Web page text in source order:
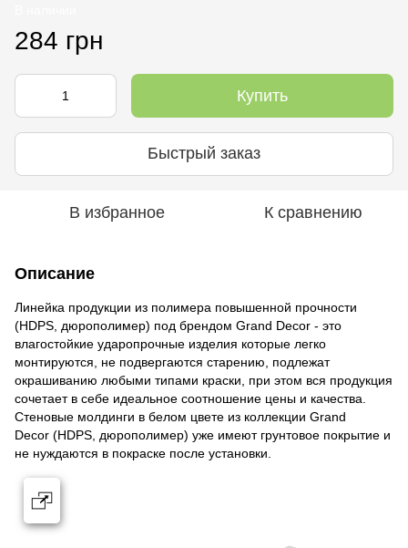
284 грн
Купить
Быстрый заказ
В избранное К сравнению
Описание
Линейка продукции из полимера повышенной прочности
(HDPS, дюрополимер) под брендом Grand Decor - это
влагостойкие ударопрочные изделия которые легко
монтируются, не подвергаются старению, подлежат
окрашиванию любыми типами краски, при этом вся продукция
сочетает в себе идеальное соотношение цены и качества.
Стеновые молдинги в белом цвете из коллекции Grand
Decor (HDPS, дюрополимер) уже имеют грунтовое покрытие и
не нуждаются в покраске после установки.